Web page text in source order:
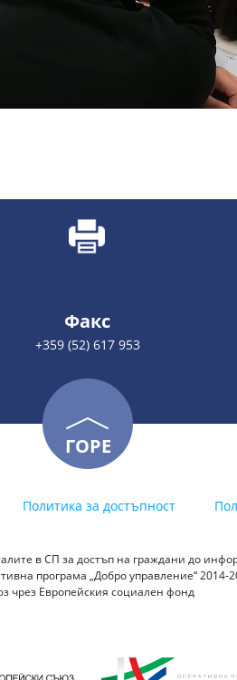
Факс
+359 (52) 617 953
ГОРЕ
Политика за достъпност
в СП за достъп на граждани до
програма „Добро управление“
чрез Европейския социален фонд